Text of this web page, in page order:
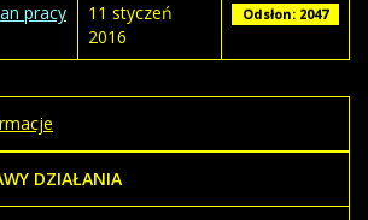
pracy
11 styczeń
2016
Odsłon: 2047
DZIAŁANIA